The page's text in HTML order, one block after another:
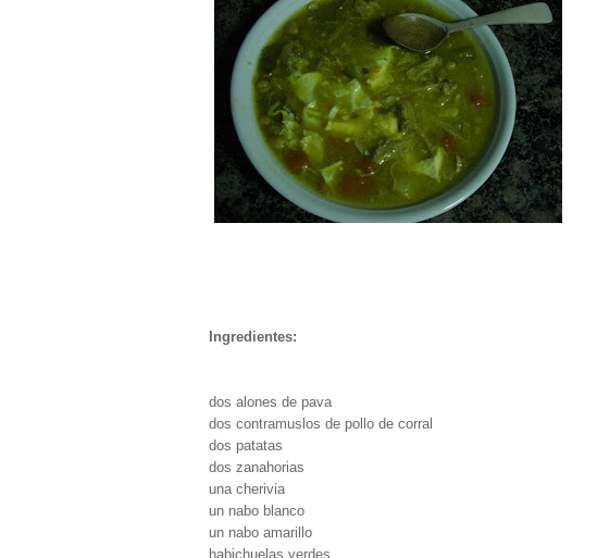
Ingredientes:
dos alones de pava
dos contramuslos de pollo de corral
dos patatas
dos zanahorias
una cherivia
un nabo blanco
un nabo amarillo
habichuelas verdes